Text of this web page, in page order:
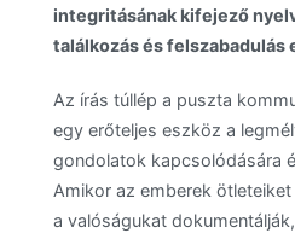
integritásának kifejező
találkozás és felszabadulás
Az írás túllép a puszta
egy erőteljes eszköz a
gondolatok kapcsolódására
Amikor az emberek
a valóságukat